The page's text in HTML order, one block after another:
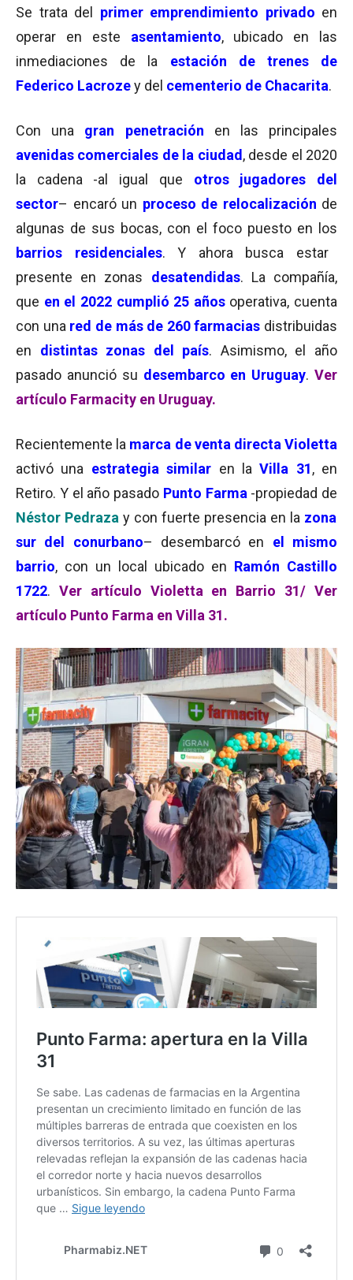
Se trata del primer emprendimiento privado en
operar en este asentamiento, ubicado en las
inmediaciones de la estación de trenes de
Federico Lacrozey del cementerio de Chacarita.
Con una gran penetración
en las principales
avenidas comerciales de la ciudad , desde el 2020
la cadena -al igual que otros jugadores del
sector– encaró un proceso de relocalización de
algunas de sus bocas, con el foco puesto en los
barrios residenciales. Y ahora busca estar
presente en zonas desatendidas. La compañía,
que en el 2022 cumplió 25 años operativa, cuenta
con una red de más de 260 farmacias distribuidas
en
distintas zonas del país. Asimismo, el año
pasado anunció su desembarco en Uruguay.Ver
artículo Farmacity en Uruguay.
Recientemente la marca de venta directa Violetta
activó una estrategia similar en laVilla 31, en
Retiro. Y el año pasado Punto Farma -propiedad de
Néstor Pedraza y con fuerte presencia en la zona
sur del conurbano– desembarcó en el mismo
barrio, con un local ubicado en Ramón Castillo
1722. Ver artículo Violetta en Barrio 31/ Ver
artículo Punto Farma en Villa 31.